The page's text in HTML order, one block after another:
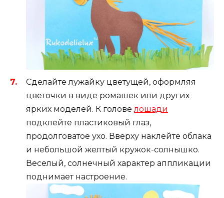
Сделайте лужайку цветущей, оформляя
цветочки в виде ромашек или других
ярких моделей. К головелошади
подклейте пластиковый глаз,
продолговатое ухо. Вверху наклейте облака
и небольшой желтый кружок-солнышко.
Веселый, солнечный характер аппликации
поднимает настроение.